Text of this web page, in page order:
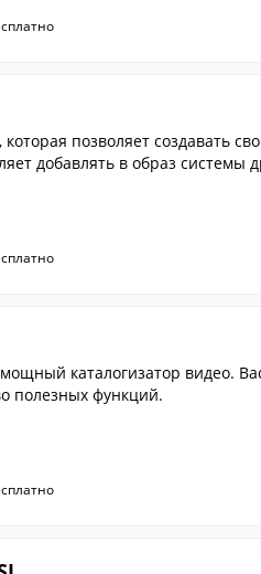
позволяет создавать
добавлять в образ
каталогизатор видео.
полезных функций.